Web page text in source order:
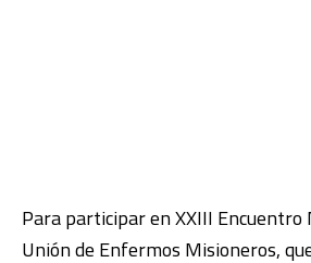
Para participar en XXIII Encuentro
Unión de Enfermos Misioneros,